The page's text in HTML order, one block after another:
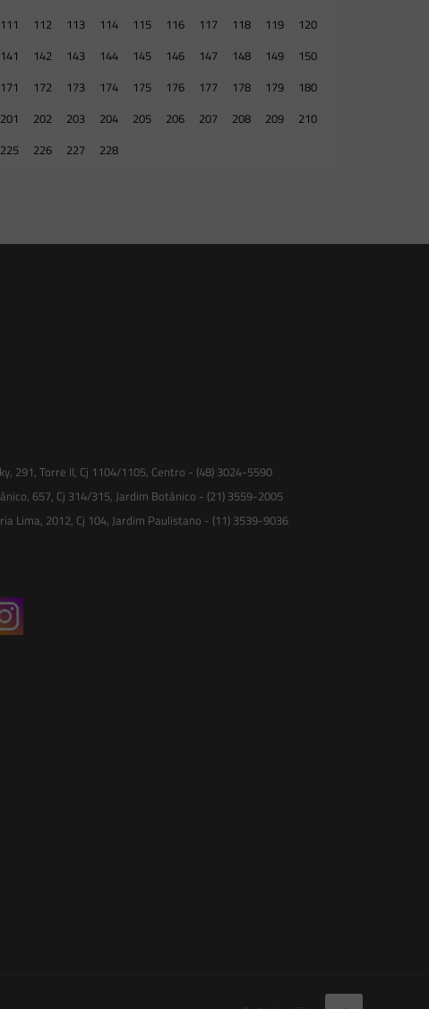
111 112 113 114 115 116 117 118 119
120
141 142 143 144 145 146 147 148 149
150
171 172 173 174 175 176 177 178 179
180
201 202 203 204 205 206 207 208 209
210
225 226 227 228
291, Torre II, Cj 1104/1105, Centro - (48) 3024-5590
657, Cj 314/315, Jardim Botânico - (21) 3559-2005
Lima, 2012, Cj 104, Jardim Paulistano - (11) 3539-9036